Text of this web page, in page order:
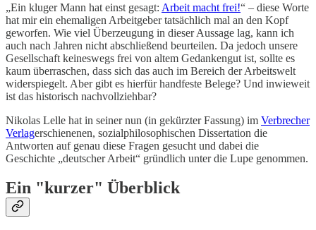
„Ein kluger Mann hat einst gesagt: Arbeit macht frei!“ – diese Worte
hat mir ein ehemaligen Arbeitgeber tatsächlich mal an den Kopf
geworfen. Wie viel Überzeugung in dieser Aussage lag, kann ich
auch nach Jahren nicht abschließend beurteilen. Da jedoch unsere
Gesellschaft keineswegs frei von altem Gedankengut ist, sollte es
kaum überraschen, dass sich das auch im Bereich der Arbeitswelt
widerspiegelt. Aber gibt es hierfür handfeste Belege? Und inwieweit
ist das historisch nachvollziehbar?
Nikolas Lelle hat in seiner nun (in gekürzter Fassung) im Verbrecher
Verlagerschienenen, sozialphilosophischen Dissertation die
Antworten auf genau diese Fragen gesucht und dabei die
Geschichte „deutscher Arbeit“ gründlich unter die Lupe genommen.
Ein "kurzer" Überblick